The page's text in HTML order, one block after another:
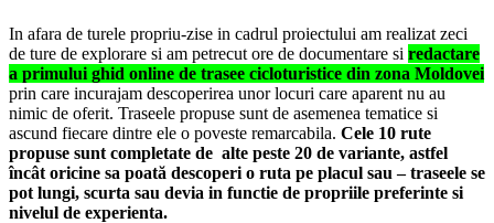
In afara de turele propriu-zise in cadrul proiectului am realizat zeci
de ture de explorare si am petrecut ore de documentare si redactare
a primului ghid online de trasee cicloturistice din zona Moldovei
prin care incurajam descoperirea unor locuri care aparent nu au
nimic de oferit. Traseele propuse sunt de asemenea tematice si
ascund fiecare dintre ele o poveste remarcabila. Cele 10 rute
propuse sunt completate de alte peste 20 de variante, astfel
încât oricine sa poată descoperi o ruta pe placul sau – traseele se
pot lungi, scurta sau devia in functie de propriile preferinte si
nivelul de experienta.